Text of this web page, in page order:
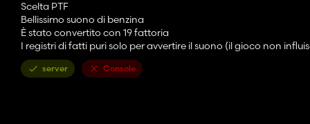
Scelta PTF
Bellissimo suono di benzina
È stato convertito con 19 fattoria
I registri di fatti puri solo per avvertire il suono (il gioco non
server Console